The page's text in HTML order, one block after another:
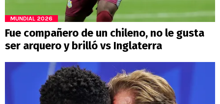
MUNDIAL 2026
Fue compañero de un chileno, no le gusta
ser arquero y brilló vs Inglaterra